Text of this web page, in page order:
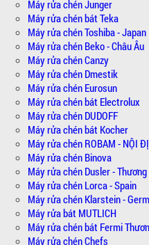
Máy rửa chén Junger
Máy rửa chén bát Teka
Máy rửa chén Toshiba - Japan
Máy rửa chén Beko - Châu Âu
Máy rửa chén Canzy
Máy rửa chén Dmestik
Máy rửa chén Eurosun
Máy rửa chén bát Electrolux
Máy rửa chén DUDOFF
Máy rửa chén bát Kocher
Máy rửa chén ROBAM - NỘI
Máy rửa chén Binova
Máy rửa chén Dusler -
Máy rửa chén Lorca - Spain
Máy rửa chén Klarstein -
Máy rửa bát MUTLICH
Máy rửa chén bát Fermi
Máy rửa chén Chefs